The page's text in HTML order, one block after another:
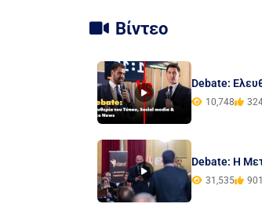
Βίντεο
Debate:
10,748
Debate: Η
31,535 901